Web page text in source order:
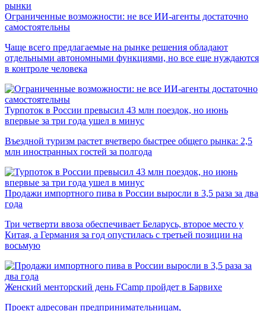
рынки
Ограниченные возможности: не все ИИ-агенты достаточно
самостоятельны
Чаще всего предлагаемые на рынке решения обладают
отдельными автономными функциями, но все еще нуждаются
в контроле человека
Турпоток в России превысил 43 млн поездок, но июнь
впервые за три года ушел в минус
Въездной туризм растет вчетверо быстрее общего рынка: 2,5
млн иностранных гостей за полгода
Продажи импортного пива в России выросли в 3,5 раза за два
года
Три четверти ввоза обеспечивает Беларусь, второе место у
Китая, а Германия за год опустилась с третьей позиции на
восьмую
Женский менторский день FCamp пройдет в Барвихе
Проект адресован предпринимательницам,